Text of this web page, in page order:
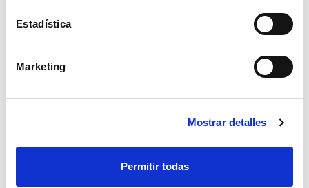
Estadística
Marketing
Mostrar detalles
Permitir todas
Escuadra de madera haya 250x300mm